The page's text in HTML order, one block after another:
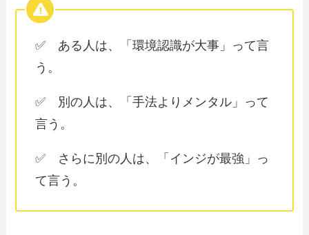
✅ ある人は、「環境認識が大事」って言
う。
✅ 別の人は、「手法よりメンタル」って
言う。
✅ さらに別の人は、「インジが最強」っ
て言う。